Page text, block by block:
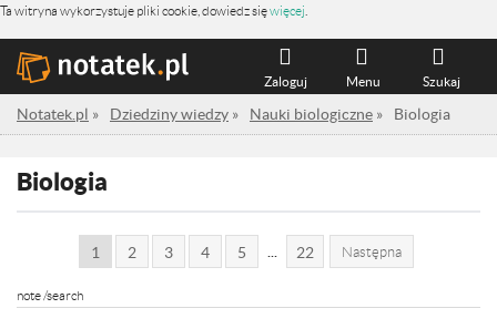
Ta witryna wykorzystuje pliki cookie, dowiedz sięwięcej
Szukaj
Menu
Zaloguj
Notatek.pl » Dziedziny wiedzy » Nauki biologiczne » Biologia
Biologia
1 2 3 4 5 22 Następna
note /search